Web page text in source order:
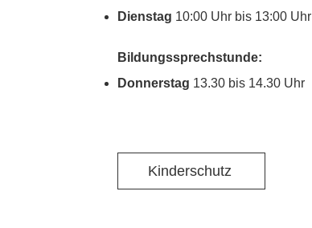
Dienstag 10:00 Uhr bis 13:00 Uhr
Bildungssprechstunde:
Donnerstag 13.30 bis 14.30 Uhr
Kinderschutz